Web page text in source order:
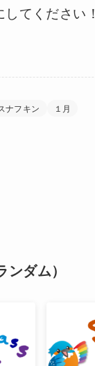
てください！
ナフキン １月
ダム）